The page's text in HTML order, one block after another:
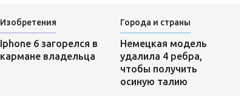
Изобретения
Iphone 6 загорелся в
кармане владельца
Города и страны
Немецкая модель
удалила 4 ребра,
чтобы получить
осиную талию